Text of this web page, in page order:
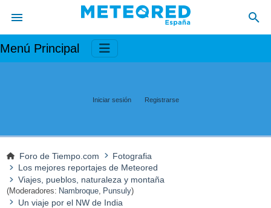
Menú Principal
Iniciar sesión Registrarse
Foro de Tiempo.com
Fotografia
Los mejores reportajes de Meteored
Viajes, pueblos, naturaleza y montaña
(Moderadores: Nambroque, Punsuly)
Un viaje por el NW de India